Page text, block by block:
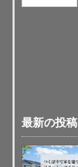
最新の投稿